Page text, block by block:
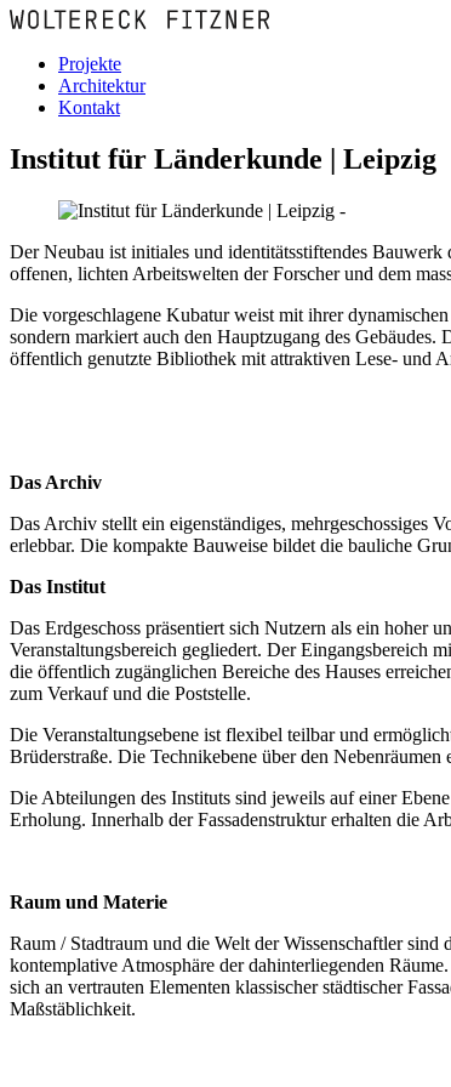
Projekte
Architektur
Kontakt
Institut für Länderkunde | Leipzig
Der Neubau ist initiales und identitätsstiftendes Bauwerk
offenen, lichten Arbeitswelten der Forscher und dem
Die vorgeschlagene Kubatur weist mit ihrer
sondern markiert auch den Hauptzugang des
öffentlich genutzte Bibliothek mit attraktiven Lese- und
Das Archiv
Das Archiv stellt ein eigenständiges, mehrgeschossiges
erlebbar. Die kompakte Bauweise bildet die bauliche
Das Institut
Das Erdgeschoss präsentiert sich Nutzern als ein hoher
Veranstaltungsbereich gegliedert. Der Eingangsbereich
die öffentlich zugänglichen Bereiche des Hauses
zum Verkauf und die Poststelle.
Die Veranstaltungsebene ist flexibel teilbar und
Brüderstraße. Die Technikebene über den
Die Abteilungen des Instituts sind jeweils auf einer
Erholung. Innerhalb der Fassadenstruktur erhalten die
Raum und Materie
Raum / Stadtraum und die Welt der Wissenschaftler sind
kontemplative Atmosphäre der dahinterliegenden
sich an vertrauten Elementen klassischer städtischer
Maßstäblichkeit.